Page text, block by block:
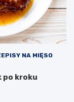
NA MIĘSO
po kroku